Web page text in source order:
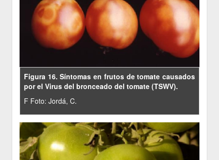
Figura 16. Síntomas en frutos de tomate causados
por el Virus del bronceado del tomate (TSWV).
F Foto: Jordá, C.